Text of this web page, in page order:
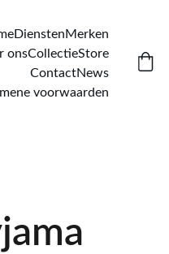
DienstenMerken
onsCollectieStore
ContactNews
voorwaarden